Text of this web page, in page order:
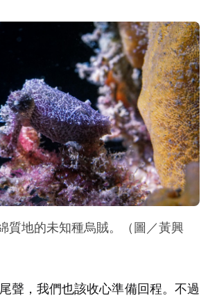
質地的未知種烏賊。（圖／黃興
聲，我們也該收心準備回程。不過